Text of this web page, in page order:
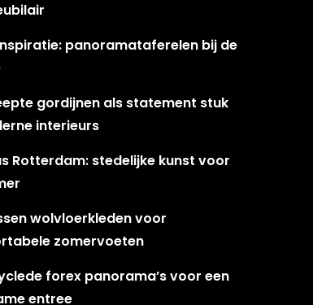
panoramataferelen bij de
gordijnen als statement stuk
interieurs
Rotterdam: stedelijke kunst voor
wolvloerkleden voor
zomervoeten
forex panorama’s voor een
entree